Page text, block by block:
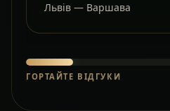
Львів — Варшава
ГОРТАЙТЕ ВІДГУКИ